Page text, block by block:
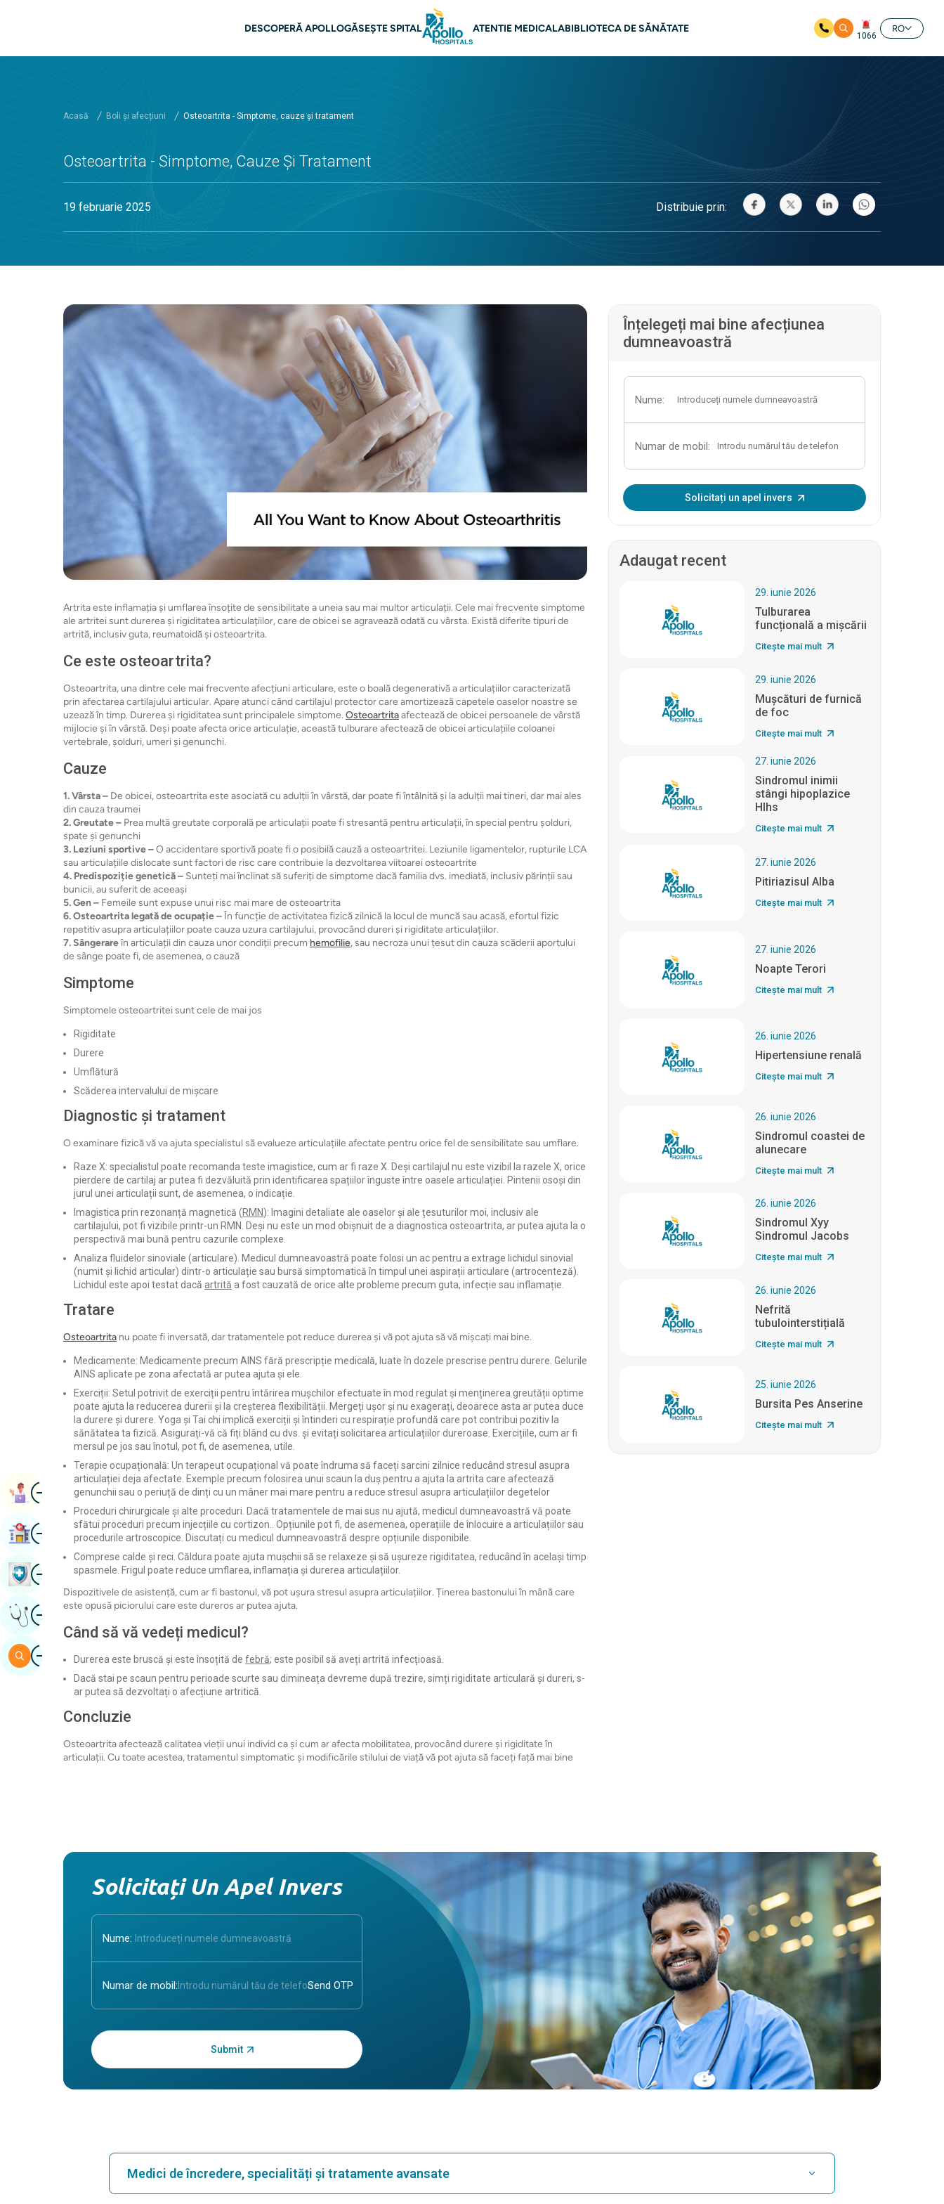
Navigare principală
DESCOPERĂ APOLLOGĂSEȘTE SPITAL ATENTIE MEDICALABIBLIOTECA DE SĂNĂTATE
1066
RO
Acasă Boli și afecțiuni Osteoartrita - Simptome, cauze și tratament
Osteoartrita - Simptome, Cauze Și Tratament
19 februarie 2025 Distribuie prin:
Artrita este inflamația și umflarea însoțite de sensibilitate a uneia sau mai multor articulații. Cele mai frecvente simptome
ale artritei sunt durerea și rigiditatea articulațiilor, care de obicei se agravează odată cu vârsta. Există diferite tipuri de
artrită, inclusiv guta, reumatoidă și osteoartrita.
Ce este osteoartrita?
Osteoartrita, una dintre cele mai frecvente afecțiuni articulare, este o boală degenerativă a articulațiilor caracterizată
prin afectarea cartilajului articular. Apare atunci când cartilajul protector care amortizează capetele oaselor noastre se
uzează în timp. Durerea și rigiditatea sunt principalele simptome. Osteoartritaafectează de obicei persoanele de vârstă
mijlocie și în vârstă. Deși poate afecta orice articulație, această tulburare afectează de obicei articulațiile coloanei
vertebrale, șolduri, umeri și genunchi.
Cauze
1. Vârsta – De obicei, osteoartrita este asociată cu adulții în vârstă, dar poate fi întâlnită și la adulții mai tineri, dar mai ales
din cauza traumei
2. Greutate – Prea multă greutate corporală pe articulații poate fi stresantă pentru articulații, în special pentru șolduri,
spate și genunchi
3. Leziuni sportive –O accidentare sportivă poate fi o posibilă cauză a osteoartritei. Leziunile ligamentelor, rupturile LCA
sau articulațiile dislocate sunt factori de risc care contribuie la dezvoltarea viitoarei osteoartrite
4. Predispoziție genetică – Sunteți mai înclinat să suferiți de simptome dacă familia dvs. imediată, inclusiv părinții sau
bunicii, au suferit de aceeași
5. Gen – Femeile sunt expuse unui risc mai mare de osteoartrita
6. Osteoartrita legată de ocupație –În funcție de activitatea fizică zilnică la locul de muncă sau acasă, efortul fizic
repetitiv asupra articulațiilor poate cauza uzura cartilajului, provocând dureri și rigiditate articulațiilor.
7. Sângerareîn articulații din cauza unor condiții precum hemofilie, sau necroza unui țesut din cauza scăderii aportului
de sânge poate fi, de asemenea, o cauză
Simptome
Simptomele osteoartritei sunt cele de mai jos
Rigiditate
Durere
Umflătură
Scăderea intervalului de mișcare
Diagnostic și tratament
O examinare fizică vă va ajuta specialistul să evalueze articulațiile afectate pentru orice fel de sensibilitate sau umflare.
Raze X: specialistul poate recomanda teste imagistice, cum ar fi raze X. Deși cartilajul nu este vizibil la razele X, orice
pierdere de cartilaj ar putea fi dezvăluită prin identificarea spațiilor înguste între oasele articulației. Pintenii osoși din
jurul unei articulații sunt, de asemenea, o indicație.
Imagistica prin rezonanță magnetică (RMN): Imagini detaliate ale oaselor și ale țesuturilor moi, inclusiv ale
cartilajului, pot fi vizibile printr-un RMN. Deși nu este un mod obișnuit de a diagnostica osteoartrita, ar putea ajuta la o
perspectivă mai bună pentru cazurile complexe.
Analiza fluidelor sinoviale (articulare). Medicul dumneavoastră poate folosi un ac pentru a extrage lichidul sinovial
(numit și lichid articular) dintr-o articulație sau bursă simptomatică în timpul unei aspirații articulare (artrocenteză).
Lichidul este apoi testat dacă artrită a fost cauzată de orice alte probleme precum guta, infecție sau inflamație.
Tratare
Osteoartrita nu poate fi inversată, dar tratamentele pot reduce durerea și vă pot ajuta să vă mișcați mai bine.
Medicamente: Medicamente precum AINS fără prescripție medicală, luate în dozele prescrise pentru durere. Gelurile
AINS aplicate pe zona afectată ar putea ajuta și ele.
Exerciții: Setul potrivit de exerciții pentru întărirea mușchilor efectuate în mod regulat și menținerea greutății optime
poate ajuta la reducerea durerii și la creșterea flexibilității. Mergeți ușor și nu exagerați, deoarece asta ar putea duce
la durere și durere. Yoga și Tai chi implică exerciții și întinderi cu respirație profundă care pot contribui pozitiv la
sănătatea ta fizică. Asigurați-vă că fiți blând cu dvs. și evitați solicitarea articulațiilor dureroase. Exercițiile, cum ar fi
mersul pe jos sau înotul, pot fi, de asemenea, utile.
Terapie ocupațională: Un terapeut ocupațional vă poate îndruma să faceți sarcini zilnice reducând stresul asupra
articulației deja afectate. Exemple precum folosirea unui scaun la duș pentru a ajuta la artrita care afectează
genunchii sau o periuță de dinți cu un mâner mai mare pentru a reduce stresul asupra articulațiilor degetelor
Proceduri chirurgicale și alte proceduri. Dacă tratamentele de mai sus nu ajută, medicul dumneavoastră vă poate
sfătui proceduri precum injecțiile cu cortizon.. Opțiunile pot fi, de asemenea, operațiile de înlocuire a articulațiilor sau
procedurile artroscopice. Discutați cu medicul dumneavoastră despre opțiunile disponibile.
Comprese calde și reci. Căldura poate ajuta mușchii să se relaxeze și să ușureze rigiditatea, reducând în același timp
spasmele. Frigul poate reduce umflarea, inflamația și durerea articulațiilor.
Dispozitivele de asistență, cum ar fi bastonul, vă pot ușura stresul asupra articulațiilor. Ținerea bastonului în mână care
este opusă piciorului care este dureros ar putea ajuta.
Când să vă vedeți medicul?
Durerea este bruscă și este însoțită de febră; este posibil să aveți artrită infecțioasă.
Dacă stai pe scaun pentru perioade scurte sau dimineața devreme după trezire, simți rigiditate articulară și dureri, s-
ar putea să dezvoltați o afecțiune artritică.
Concluzie
Osteoartrita afectează calitatea vieții unui individ ca și cum ar afecta mobilitatea, provocând durere și rigiditate în
articulații. Cu toate acestea, tratamentul simptomatic și modificările stilului de viață vă pot ajuta să faceți față mai bine
Înțelegeți mai bine afecțiunea
dumneavoastră
Nume:
Numar de mobil:
Introduceți OTP:Solicitați un apel invers
Adaugat recent
29. iunie 2026
Tulburarea
funcțională a mișcării
Citește mai mult
29. iunie 2026
Mușcături de furnică
de foc
Citește mai mult
27. iunie 2026
Sindromul inimii
stângi hipoplazice
Hlhs
Citește mai mult
27. iunie 2026
Pitiriazisul Alba
Citește mai mult
27. iunie 2026
Noapte Terori
Citește mai mult
26. iunie 2026
Hipertensiune renală
Citește mai mult
26. iunie 2026
Sindromul coastei de
alunecare
Citește mai mult
26. iunie 2026
Sindromul Xyy
Sindromul Jacobs
Citește mai mult
26. iunie 2026
Nefrită
tubulointerstițială
Citește mai mult
25. iunie 2026
Bursita Pes Anserine
Citește mai mult
Solicitați Un Apel Invers
Nume:
Numar de mobil:
Introduceți OTP:
Medici de încredere, specialități și tratamente avansate
ImagineRezervarea Numirii
ImagineGăsește Spital
ImagineRezervați Un Control De Sănătate
ImagineObțineți Opinia Unui Expert
ImagineCăutare